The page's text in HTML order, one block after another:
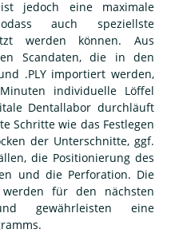
jedoch eine maximale
auch speziellste
werden können. Aus
Scandaten, die in den
.PLY importiert werden,
individuelle Löffel
Dentallabor durchläuft
Schritte wie das Festlegen
der Unterschnitte, ggf.
die Positionierung des
und die Perforation. Die
werden für den nächsten
gewährleisten eine